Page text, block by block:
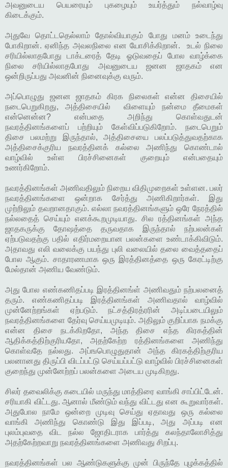
அவனுடைய பெயரையும் புகழையும் உயர்த்தும் நல்வாழ்வு
கிடைக்கும்.
அதுவே தொட்டதெல்லாம் தோல்வியாகும் போது மனம் உடைந்து
போகிறான். ஏனிந்த அவலநிலை என யோசிக்கிறான். உடல் நிலை
சரியில்லாதபோது டாக்டரைத் தேடி ஓடுவதைப் போல வாழ்க்கை
நிலை சரியில்லாதபோது அவனுடைய ஜனன ஜாதகம் என
ஒன்றிருப்பது அவனின் நினைவுக்கு வரும்.
அப்பொழுது ஜனன ஜாதகம் கிரக நிலைகள் என்ன திசையில்
நடைபெறுகிறது, அத்திசையில் விளையும் நன்மை தீமைகள்
என்னென்ன? என்பதை அறிந்து கொள்வதுடன்
நவரத்தினங்களைப் பற்றியும் கேள்விப்படுகிறோம். நடைபெறும்
திசை பலமற்று இருந்தால், அத்திசையை பலப்படுத்துவதற்காக
அத்திசைக்குரிய நவரத்தினக் கல்லை அணிந்து கொண்டால்
வாழ்வில் உள்ள பிரச்சினைகள் குறையும் என்பதையும்
உணர்கிறோம்.
நவரத்தினங்கள் அணிவதிலும் நிறைய விதிமுறைகள் உள்ளன. பலர்
நவரத்தினங்களை ஒன்றாக சேர்த்து அணிகிறார்கள். இது
முற்றிலும் தவறானதாகும். எல்லா நவரத்தினங்களும் ஒரே நேரத்தில்
நல்லதைத் செய்யும் எனக்கூறமுடியாது. சில ரத்தினங்கள் அந்த
ஜாதகருக்கு தோஷத்தை தருவதாக இருந்தால் நற்பலன்கள்
ஏற்படுவதற்கு பதில் எதிர்மறையான பலன்களை உண்டாக்கிவிடும்.
அதாவது எலி வலைக்கு பயந்து புலி வலையில் தலை வைத்ததைப்
போல ஆகும். சாதாரணமாக ஒரு இரத்தினத்தை ஒரு கேரட்டிற்கு
மேல்தான் அணிய வேண்டும்.
அது போல எண்கணிதப்படி இரத்தினங்ள் அணிவதும் நற்பலனைத்
தரும். எண்கணிதப்படி இரத்தினங்கள் அணிவதால் வாழ்வில்
முன்னேற்றங்கள் ஏற்படும். நட்சத்திரத்ரரின் அடிப்படையிலும்
நவரத்தினங்களை தேர்வு செய்யமுடியும். அதிலும் குறிப்பாக நமக்கு
என்ன திசை நடக்கிறதோ, அந்த திசை எந்த கிரகத்தின்
ஆதிக்கத்திற்குரியதோ, அதற்கேற்ற ரத்தினங்களை அணிந்து
கொள்வதே நல்லது. அப்ஙபொழுதுதான் அந்த கிரகத்திற்குரிய
பலனானது திருப்பி விடப்பட்டு செய்யப்பட்டு வாழ்வில் பிரச்சினைகள்
குறைந்து முன்னேற்றப் பலன்களை அடைய முடிகிறது.
சிலர் தவைலிக்கு கடையில் மருந்து மாத்திரை வாங்கி சாப்பிட்டேன்.
சரியாகி விட்டது. ஆனால் மீண்டும் வந்து விட்டது என கூறுவார்கள்.
அதுபோல நாமே ஒன்றை முடிவு செய்து ஏதாவது ஒரு கல்லை
வாங்கி அணிந்து கொண்டு இது இப்படி, அது அப்படி என
புலம்புவதை விட நல்ல ஜோதிடராக பார்த்து கலந்தாலோசித்து
அதற்கேற்றவாறு நவரத்தினங்களை அணிவது சிறப்பு.
நவரத்தினங்கள் பல ஆண்டுகளுக்கு முன் பிருந்தே புழக்கத்தில்